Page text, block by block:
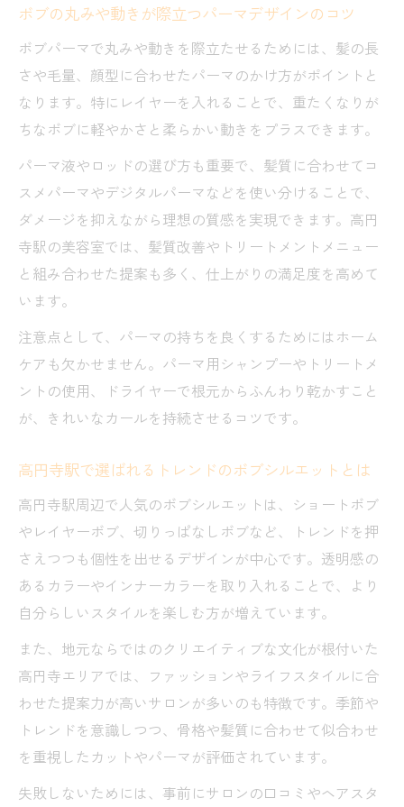
ボブの丸みや動きが際立つパーマデザインのコツ
ボブパーマで丸みや動きを際立たせるためには、髪の長
さや毛量、顔型に合わせたパーマのかけ方がポイントと
なります。特にレイヤーを入れることで、重たくなりが
ちなボブに軽やかさと柔らかい動きをプラスできます。
パーマ液やロッドの選び方も重要で、髪質に合わせてコ
スメパーマやデジタルパーマなどを使い分けることで、
ダメージを抑えながら理想の質感を実現できます。高円
寺駅の美容室では、髪質改善やトリートメントメニュー
と組み合わせた提案も多く、仕上がりの満足度を高めて
います。
注意点として、パーマの持ちを良くするためにはホーム
ケアも欠かせません。パーマ用シャンプーやトリートメ
ントの使用、ドライヤーで根元からふんわり乾かすこと
が、きれいなカールを持続させるコツです。
高円寺駅で選ばれるトレンドのボブシルエットとは
高円寺駅周辺で人気のボブシルエットは、ショートボブ
やレイヤーボブ、切りっぱなしボブなど、トレンドを押
さえつつも個性を出せるデザインが中心です。透明感の
あるカラーやインナーカラーを取り入れることで、より
自分らしいスタイルを楽しむ方が増えています。
また、地元ならではのクリエイティブな文化が根付いた
高円寺エリアでは、ファッションやライフスタイルに合
わせた提案力が高いサロンが多いのも特徴です。季節や
トレンドを意識しつつ、骨格や髪質に合わせて似合わせ
を重視したカットやパーマが評価されています。
失敗しないためには、事前にサロンの口コミやヘアスタ